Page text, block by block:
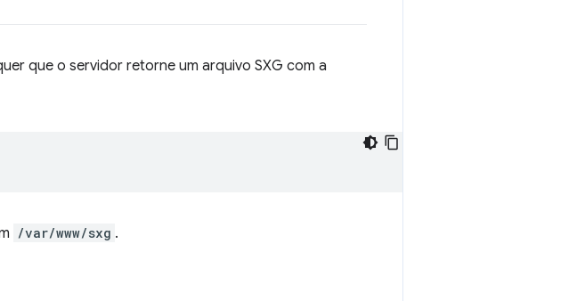
que o servidor retorne um arquivo SXG com a
/var/www/sxg .